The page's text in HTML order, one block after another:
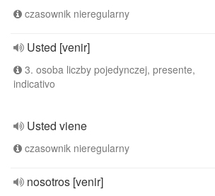
czasownik nieregularny
Usted [venir]
3. osoba liczby pojedynczej, presente,
indicativo
Usted viene
czasownik nieregularny
nosotros [venir]